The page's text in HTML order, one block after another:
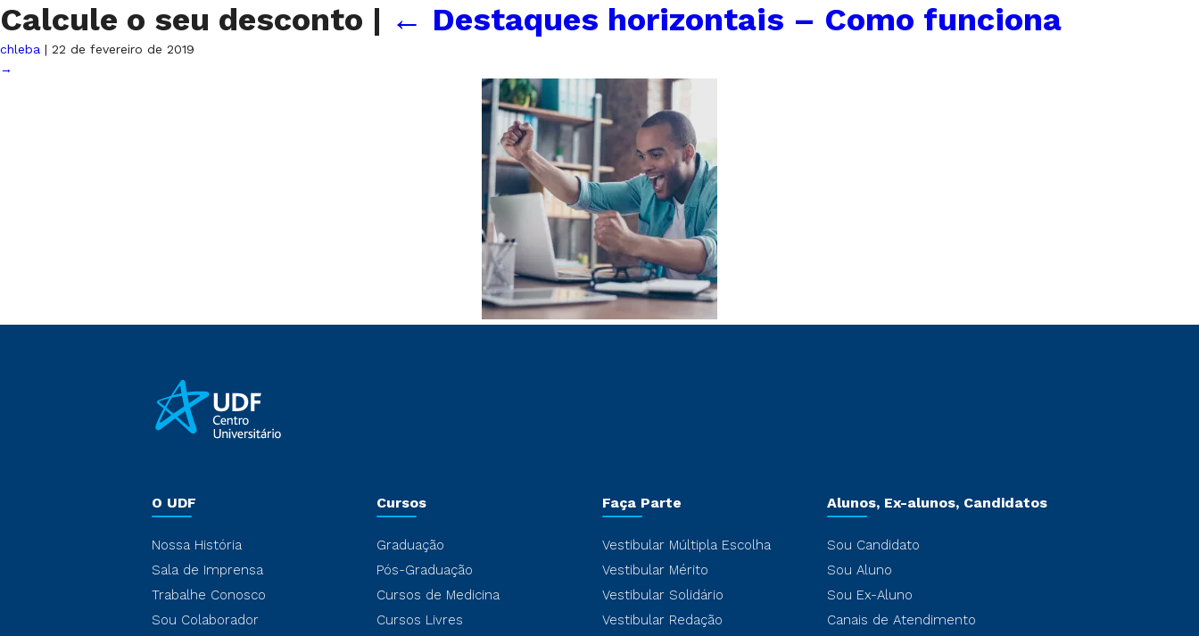
Calcule o seu desconto | ← Destaques horizontais – Como funciona
chleba | 22 de fevereiro de 2019
→
O UDF
Nossa História
Sala de Imprensa
Trabalhe Conosco
Sou Colaborador
Cursos
Graduação
Pós-Graduação
Cursos de Medicina
Cursos Livres
Faça Parte
Vestibular Múltipla Escolha
Vestibular Mérito
Vestibular Solidário
Vestibular Redação
Alunos, Ex-alunos, Candidatos
Sou Candidato
Sou Aluno
Sou Ex-Aluno
Canais de Atendimento